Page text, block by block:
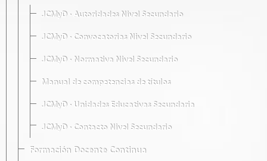
JCMyD · Autoridades Nivel Secundario
JCMyD · Convocatorias Nivel Secundario
JCMyD · Normativa Nivel Secundario
Manual de competencias de títulos
JCMyD · Unidades Educativas Secundaria
JCMyD · Contacto Nivel Secundario
Formación Docente Continua